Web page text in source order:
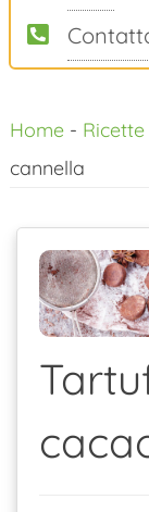
al
contenuto
Home- Ricette
cannella